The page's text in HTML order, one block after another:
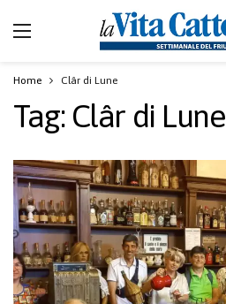
Home Clâr di Lune
Tag: Clâr di Lune